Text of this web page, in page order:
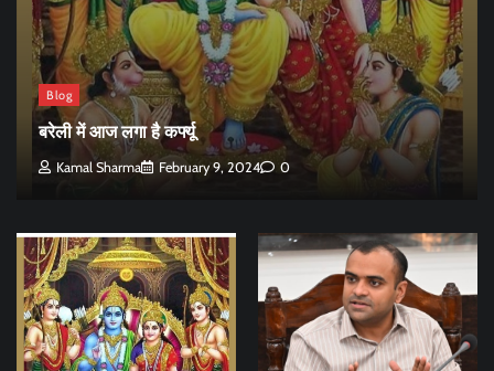
Blog
बरेली में आज लगा है कर्फ्यू
Kamal Sharma February 9, 2024 0